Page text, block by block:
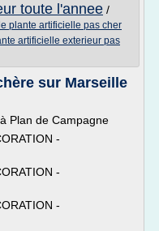
toute l'annee /
plante artificielle pas cher
artificielle exterieur pas
sur Marseille
Plan de Campagne
-
-
-